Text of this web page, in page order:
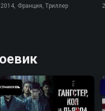
2014, Франция, Триллер